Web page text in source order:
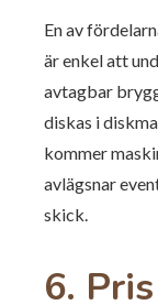
En av
är enkel att
avtagbar
diskas i
kommer
avlägsnar
skick.
6.